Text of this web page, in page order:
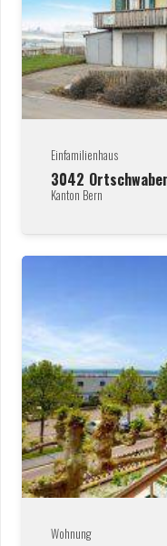
Einfamilienhaus
3042
Kanton Bern
Wohnung